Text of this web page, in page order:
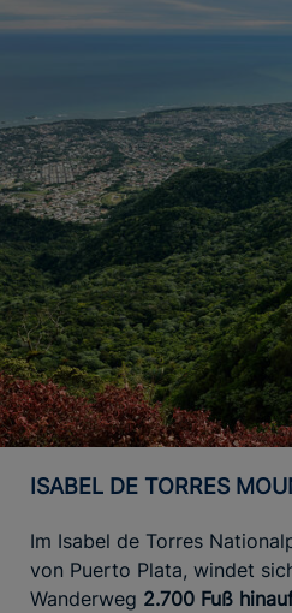
ISABEL DE TORRES
Im Isabel de Torres
von Puerto Plata, windet
Wanderweg 2.700 Fuß